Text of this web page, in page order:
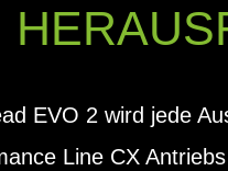
EVO 2 wird jede
Line CX